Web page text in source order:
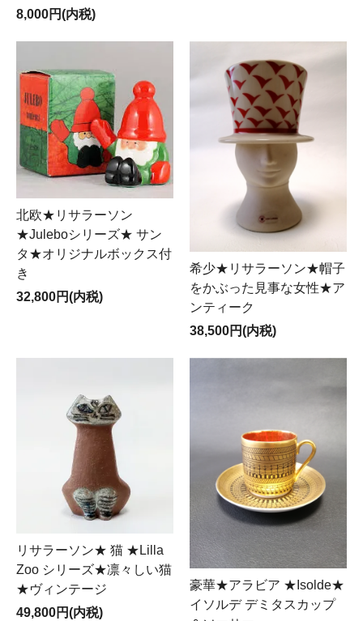
8,000円(内税)
北欧★リサラーソン
★Juleboシリーズ★ サン
タ★オリジナルボックス付
き
32,800円(内税)
希少★リサラーソン★帽子
をかぶった見事な女性★ア
ンティーク
38,500円(内税)
リサラーソン★ 猫 ★Lilla
Zoo シリーズ★凛々しい猫
★ヴィンテージ
49,800円(内税)
豪華★アラビア ★Isolde★
イソルデ デミタスカップ